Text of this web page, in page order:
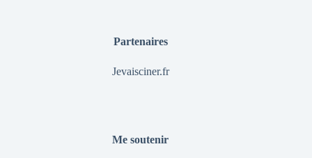
Partenaires
Jevaisciner.fr
Me soutenir